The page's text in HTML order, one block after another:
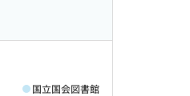
国立国会図書館